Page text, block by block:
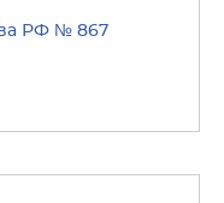
РФ № 867